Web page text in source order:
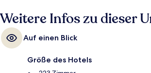
Andere Reisende lieben den Pool und das
öffentlichen Verkehrsmittel sind ganz in der Nähe:
Avenue-Station) sind es nur 8 Gehminuten.
Weitere Infos zu dieser
Auf einen Blick
Größe des Hotels